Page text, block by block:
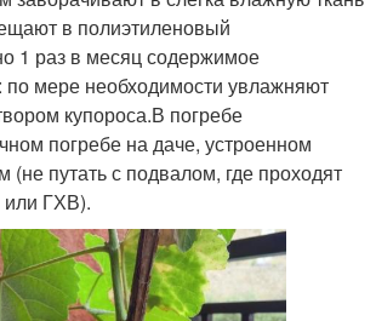
в полиэтиленовый
1 раз в месяц содержимое
по мере необходимости увлажняют
купороса.В погребе
погребе на даче, устроенном
(не путать с подвалом, где проходят
или ГХВ).